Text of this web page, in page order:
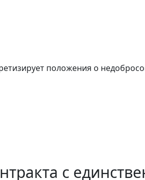
положения о
с